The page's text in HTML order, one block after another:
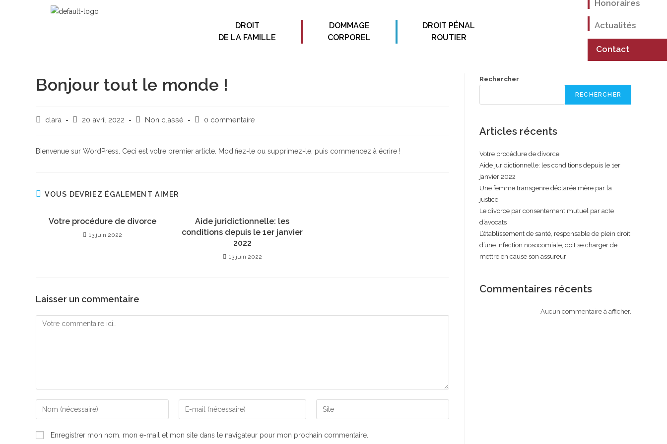
DROIT
DE LA FAMILLE
DOMMAGE
CORPOREL
DROIT PÉNAL
ROUTIER
Honoraires
Actualités
Contact
Bonjour tout le monde !
clara 20 avril 2022 Non classé 0 commentaire
Bienvenue sur WordPress. Ceci est votre premier article. Modifiez-le ou supprimez-le, puis commencez à écrire !
VOUS DEVRIEZ ÉGALEMENT AIMER
Votre procédure de divorce
13 juin 2022
Aide juridictionnelle: les
conditions depuis le 1er janvier
2022
13 juin 2022
Laisser un commentaire
Enregistrer mon nom, mon e-mail et mon site dans le navigateur pour mon prochain commentaire.
Rechercher
RECHERCHER
Articles récents
Votre procédure de divorce
Aide juridictionnelle: les conditions depuis le 1er
janvier 2022
Une femme transgenre déclarée mère par la
justice
Le divorce par consentement mutuel par acte
d’avocats
L’établissement de santé, responsable de plein droit
d’une infection nosocomiale, doit se charger de
mettre en cause son assureur
Commentaires récents
Aucun commentaire à afficher.